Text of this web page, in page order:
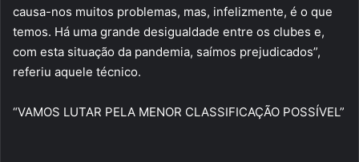
causa-nos muitos problemas, mas, infelizmente, é o que
temos. Há uma grande desigualdade entre os clubes e,
com esta situação da pandemia, saímos prejudicados”,
referiu aquele técnico.
“VAMOS LUTAR PELA MENOR CLASSIFICAÇÃO POSSÍVEL”